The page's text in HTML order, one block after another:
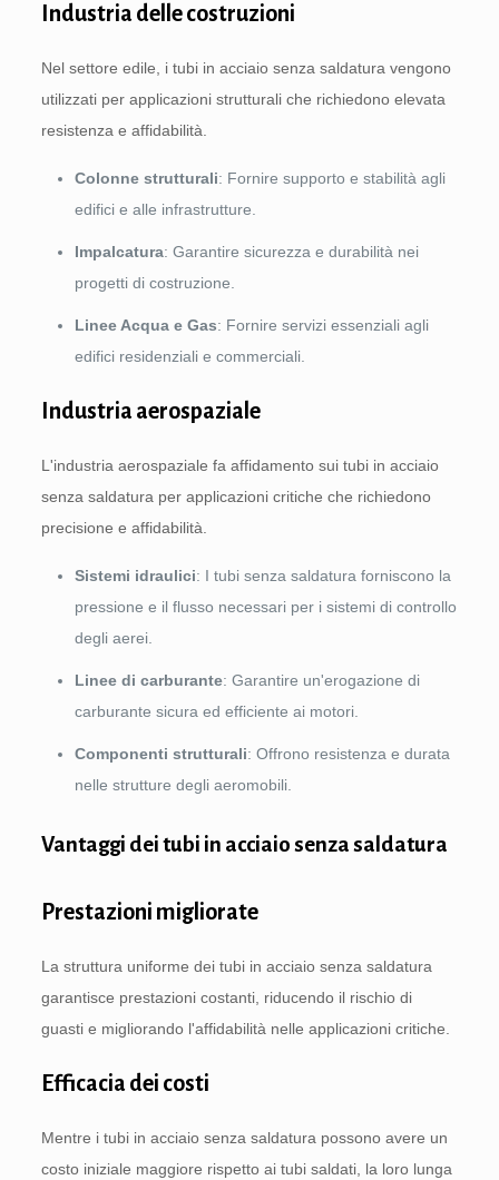
Industria delle costruzioni
Nel settore edile, i tubi in acciaio senza saldatura vengono
utilizzati per applicazioni strutturali che richiedono elevata
resistenza e affidabilità.
Colonne strutturali: Fornire supporto e stabilità agli
edifici e alle infrastrutture.
Impalcatura: Garantire sicurezza e durabilità nei
progetti di costruzione.
Linee Acqua e Gas: Fornire servizi essenziali agli
edifici residenziali e commerciali.
Industria aerospaziale
L'industria aerospaziale fa affidamento sui tubi in acciaio
senza saldatura per applicazioni critiche che richiedono
precisione e affidabilità.
Sistemi idraulici: I tubi senza saldatura forniscono la
pressione e il flusso necessari per i sistemi di controllo
degli aerei.
Linee di carburante: Garantire un'erogazione di
carburante sicura ed efficiente ai motori.
Componenti strutturali: Offrono resistenza e durata
nelle strutture degli aeromobili.
Vantaggi dei tubi in acciaio senza saldatura
Prestazioni migliorate
La struttura uniforme dei tubi in acciaio senza saldatura
garantisce prestazioni costanti, riducendo il rischio di
guasti e migliorando l'affidabilità nelle applicazioni critiche.
Efficacia dei costi
Mentre i tubi in acciaio senza saldatura possono avere un
costo iniziale maggiore rispetto ai tubi saldati, la loro lunga